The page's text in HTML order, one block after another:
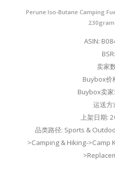
Perune Iso-Butane Camping
230gram
ASIN:
卖家
Buybox价
Buybox卖家
运送方
上架日期:
品类路径: Sports &
>Camping & Hiking->Camp